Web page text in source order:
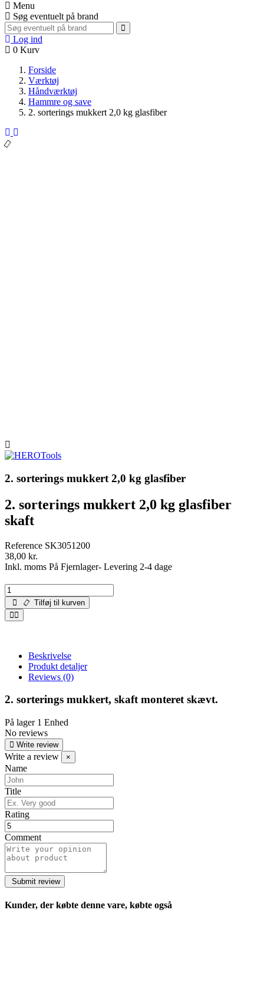
Menu
Søg eventuelt på brand
Log ind
0 Kurv
Forside
Værktøj
Håndværktøj
Hammre og save
2. sorterings mukkert 2,0 kg glasfiber
2. sorterings mukkert 2,0 kg glasfiber
2. sorterings mukkert 2,0 kg glasfiber
skaft
Reference SK3051200
38,00 kr.
Inkl. moms På Fjernlager- Levering 2-4 dage
Tilføj til kurven
Beskrivelse
Produkt detaljer
Reviews (0)
2. sorterings mukkert, skaft monteret skævt.
På lager 1 Enhed
No reviews
Write review
Write a review ×
Name
Title
Rating
Comment
Kunder, der købte denne vare, købte også